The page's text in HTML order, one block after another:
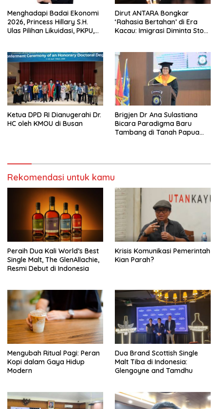
Menghadapi Badai Ekonomi
2026, Princess Hillary S.H.
Ulas Pilihan Likuidasi, PKPU,
Dirut ANTARA Bongkar
‘Rahasia Bertahan’ di Era
Kacau: Imigrasi Diminta Stop
Ketua DPD RI Dianugerahi Dr.
HC oleh KMOU di Busan
Brigjen Dr Ana Sulastiana
Bicara Paradigma Baru
Tambang di Tanah Papua
Rekomendasi untuk kamu
Peraih Dua Kali World’s Best
Single Malt, The GlenAllachie,
Resmi Debut di Indonesia
Krisis Komunikasi Pemerintah
Kian Parah?
Mengubah Ritual Pagi: Peran
Kopi dalam Gaya Hidup
Modern
Dua Brand Scottish Single
Malt Tiba di Indonesia:
Glengoyne and Tamdhu